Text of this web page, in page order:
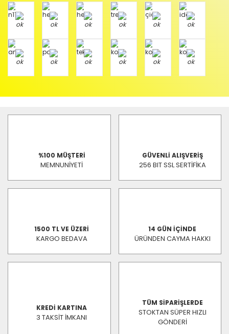
%100 MÜŞTERİ
MEMNUNİYETİ
GÜVENLİ ALIŞVERİŞ
256 BIT SSL SERTİFİKA
1500 TL VE ÜZERİ
KARGO BEDAVA
14 GÜN İÇİNDE
ÜRÜNDEN CAYMA HAKKI
KREDİ KARTINA
3 TAKSİT İMKANI
TÜM SİPARİŞLERDE
STOKTAN SÜPER HIZLI
GÖNDERİ